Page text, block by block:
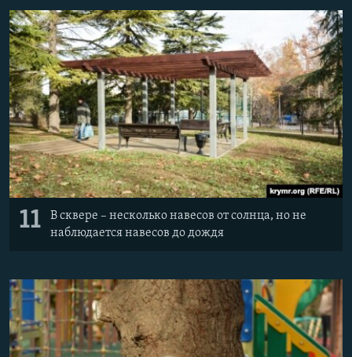
11
В сквере – несколько навесов от солнца, но не
наблюдается навесов до дождя